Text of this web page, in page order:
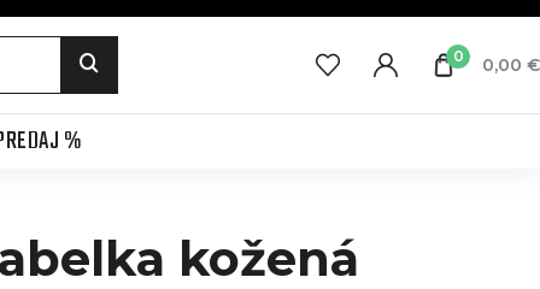
0 0,00 €
%
kožená